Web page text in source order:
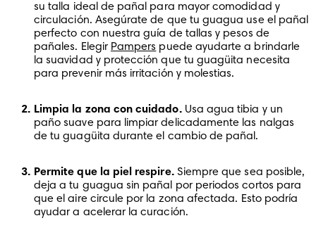
su talla ideal de pañal para mayor comodidad y
circulación. Asegúrate de que tu guagua use el pañal
perfecto con nuestra guía de tallas y pesos de
pañales. Elegir Pampers puede ayudarte a brindarle
la suavidad y protección que tu guagüita necesita
para prevenir más irritación y molestias.
Limpia la zona con cuidado. Usa agua tibia y un
paño suave para limpiar delicadamente las nalgas
de tu guagüita durante el cambio de pañal.
Permite que la piel respire. Siempre que sea posible,
deja a tu guagua sin pañal por periodos cortos para
que el aire circule por la zona afectada. Esto podría
ayudar a acelerar la curación.